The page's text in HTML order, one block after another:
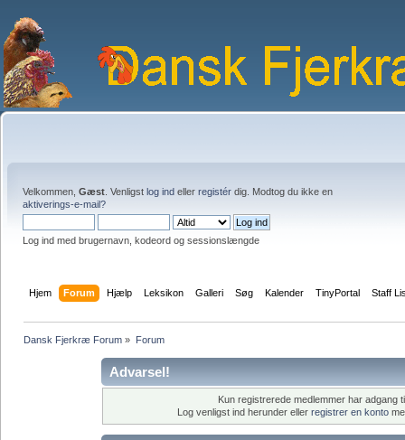
Velkommen, Gæst . Venligst log ind eller registér dig. Modtog du ikke en
aktiverings-e-mail?
Log ind med brugernavn, kodeord og sessionslængde
Hjem Forum Hjælp Leksikon Galleri Søg Kalender TinyPortal Staff
Dansk Fjerkræ Forum » Forum
Advarsel!
Kun registrerede medlemmer har adgang
Log venligst ind herunder eller registrer en konto